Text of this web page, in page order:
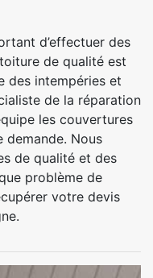
d’effectuer des
de qualité est
des intempéries et
de la réparation
les couvertures
Nous
de qualité et des
problème de
votre devis